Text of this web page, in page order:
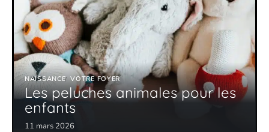
NAISSANCE VOTRE FOYER
Les peluches animales pour les
enfants
11 mars 2026